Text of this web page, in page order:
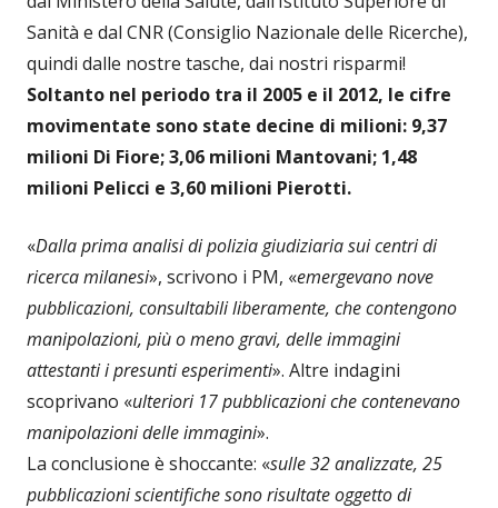
Sanità e dal CNR (Consiglio Nazionale delle Ricerche),
quindi dalle nostre tasche, dai nostri risparmi!
Soltanto nel periodo tra il 2005 e il 2012, le cifre
movimentate sono state decine di milioni: 9,37
milioni Di Fiore; 3,06 milioni Mantovani; 1,48
milioni Pelicci e 3,60 milioni Pierotti.
«Dalla prima analisi di polizia giudiziaria sui centri di
ricerca milanesi», scrivono i PM, «emergevano nove
pubblicazioni, consultabili liberamente, che contengono
manipolazioni, più o meno gravi, delle immagini
attestanti i presunti esperimenti». Altre indagini
scoprivano «ulteriori 17 pubblicazioni che contenevano
manipolazioni delle immagini».
La conclusione è shoccante: «sulle 32 analizzate, 25
pubblicazioni scientifiche sono risultate oggetto di